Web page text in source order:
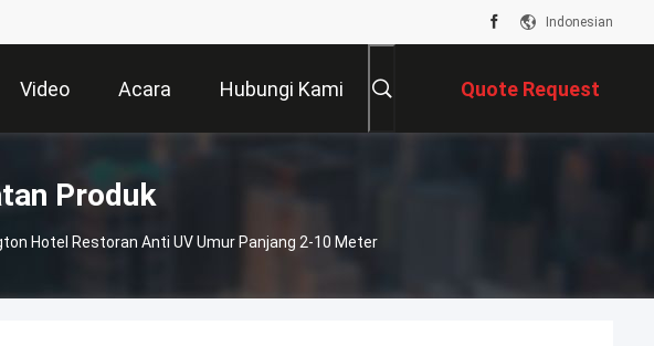
Indonesian
Video Acara Hubungi Kami Quote Request
Produk
Hotel Restoran Anti UV Umur Panjang 2-10 Meter